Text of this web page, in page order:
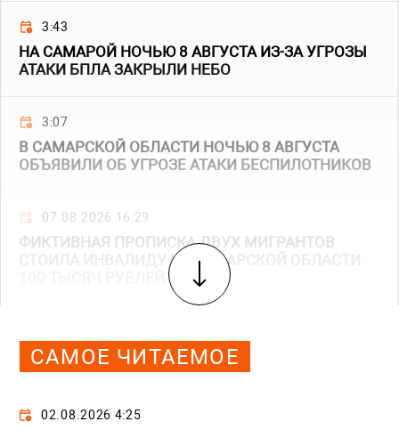
3:43
НА САМАРОЙ НОЧЬЮ 8 АВГУСТА ИЗ-ЗА УГРОЗЫ
АТАКИ БПЛА ЗАКРЫЛИ НЕБО
3:07
В САМАРСКОЙ ОБЛАСТИ НОЧЬЮ 8 АВГУСТА
ОБЪЯВИЛИ ОБ УГРОЗЕ АТАКИ БЕСПИЛОТНИКОВ
07.08.2026 16:29
ФИКТИВНАЯ ПРОПИСКА ДВУХ МИГРАНТОВ
СТОИЛА ИНВАЛИДУ ИЗ САМАРСКОЙ ОБЛАСТИ
САМОЕ ЧИТАЕМОЕ
02.08.2026 4:25